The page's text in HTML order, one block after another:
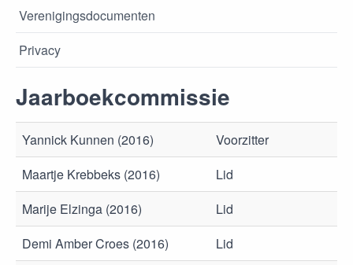
Verenigingsdocumenten
Privacy
Jaarboekcommissie
Yannick Kunnen (2016)
Voorzitter
Maartje Krebbeks (2016)
Lid
Marije Elzinga (2016)
Lid
Demi Amber Croes (2016)
Lid